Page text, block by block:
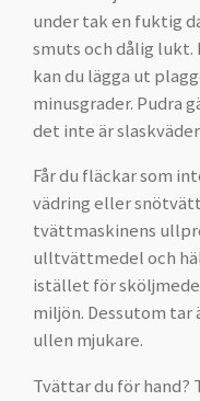
under tak en fuktig
smuts och dålig lukt.
kan du lägga ut
minusgrader. Pudra
det inte är
Får du fläckar som
vädring eller
tvättmaskinens
ulltvättmedel och
istället för
miljön. Dessutom
ullen mjukare.
Tvättar du för hand?